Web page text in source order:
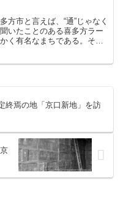
方市と言えば、“通”じゃなく
いたことのある喜多方ラー
く有名なまちである。そし
終焉の地「京口新地」を訪